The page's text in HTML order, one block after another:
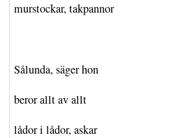
murstockar, takpannor
Sålunda, säger hon
beror allt av allt
lådor i lådor, askar